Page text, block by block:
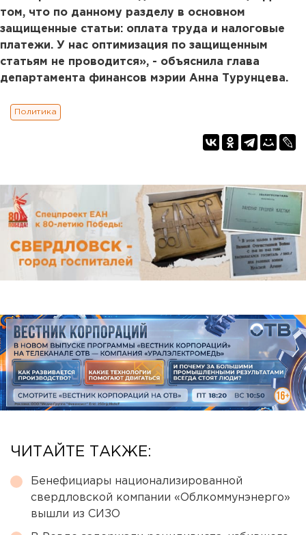
том, что по данному разделу в основном
защищенные статьи: оплата труда и налоговые
платежи. У нас оптимизация по защищенным
статьям не проводится», - объяснила глава
департамента финансов мэрии Анна Турунцева.
Политика
ЧИТАЙТЕ ТАКЖЕ:
Бенефициары национализированной
свердловской компании «Облкоммунэнерго»
вышли из СИЗО